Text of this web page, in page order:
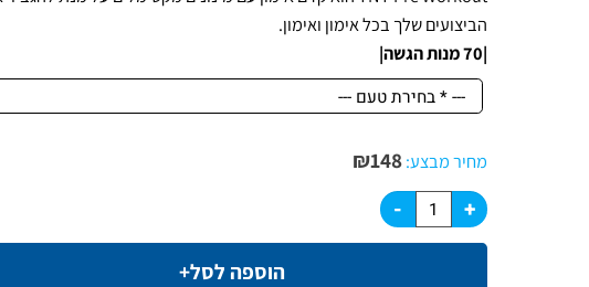
TNT Pre Workout הוא קדם אימון עם מינונים מקסימלים על מנת להגביר את
הביצועים שלך בכל אימון ואימון.
מחיר מבצע: ₪148